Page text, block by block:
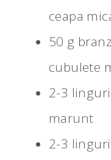
ceapa
50 g
cubulete
2-3
marunt
2-3